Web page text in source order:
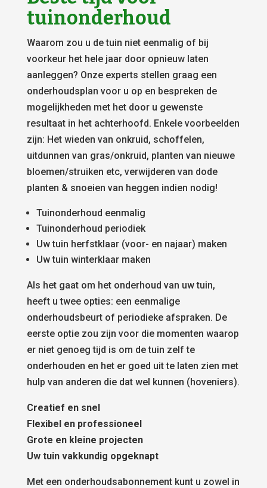
tuinonderhoud
Waarom zou u de tuin niet eenmalig of bij
voorkeur het hele jaar door opnieuw laten
aanleggen? Onze experts stellen graag een
onderhoudsplan voor u op en bespreken de
mogelijkheden met het door u gewenste
resultaat in het achterhoofd. Enkele voorbeelden
zijn: Het wieden van onkruid, schoffelen,
uitdunnen van gras/onkruid, planten van nieuwe
bloemen/struiken etc, verwijderen van dode
planten & snoeien van heggen indien nodig!
Tuinonderhoud eenmalig
Tuinonderhoud periodiek
Uw tuin herfstklaar (voor- en najaar) maken
Uw tuin winterklaar maken
Als het gaat om het onderhoud van uw tuin,
heeft u twee opties: een eenmalige
onderhoudsbeurt of periodieke afspraken. De
eerste optie zou zijn voor die momenten waarop
er niet genoeg tijd is om de tuin zelf te
onderhouden en het er goed uit te laten zien met
hulp van anderen die dat wel kunnen (hoveniers).
Creatief en snel
Flexibel en professioneel
Grote en kleine projecten
Uw tuin vakkundig opgeknapt
Met een onderhoudsabonnement kunt u zowel in